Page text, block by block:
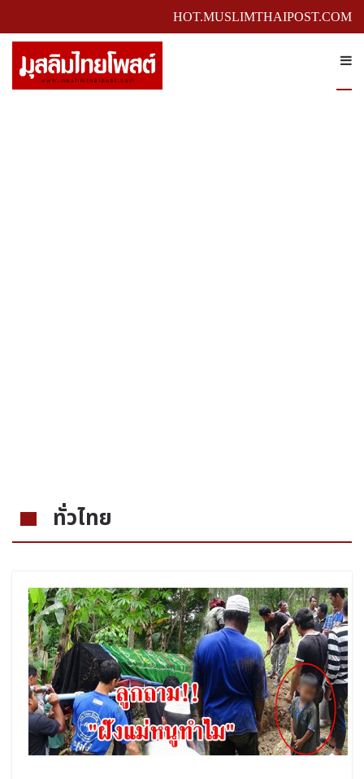
HOT.MUSLIMTHAIPOST.COM
ทั่วไทย